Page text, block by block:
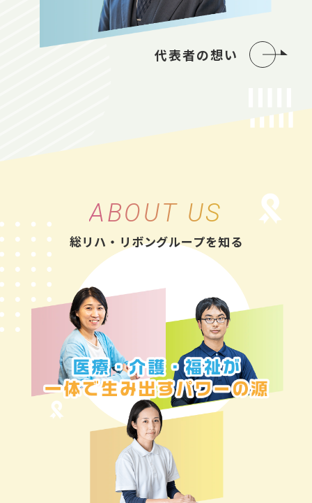
代表者の想い
ABOUT US
総リハ・リボングループを知る